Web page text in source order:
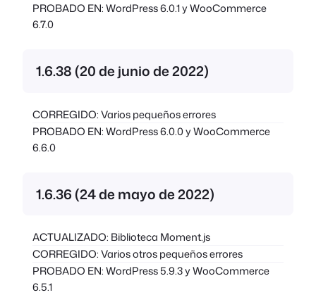
PROBADO EN: WordPress 6.0.1 y WooCommerce
6.7.0
1.6.38 (20 de junio de 2022)
CORREGIDO: Varios pequeños errores
PROBADO EN: WordPress 6.0.0 y WooCommerce
6.6.0
1.6.36 (24 de mayo de 2022)
ACTUALIZADO: Biblioteca Moment.js
CORREGIDO: Varios otros pequeños errores
PROBADO EN: WordPress 5.9.3 y WooCommerce
6.5.1